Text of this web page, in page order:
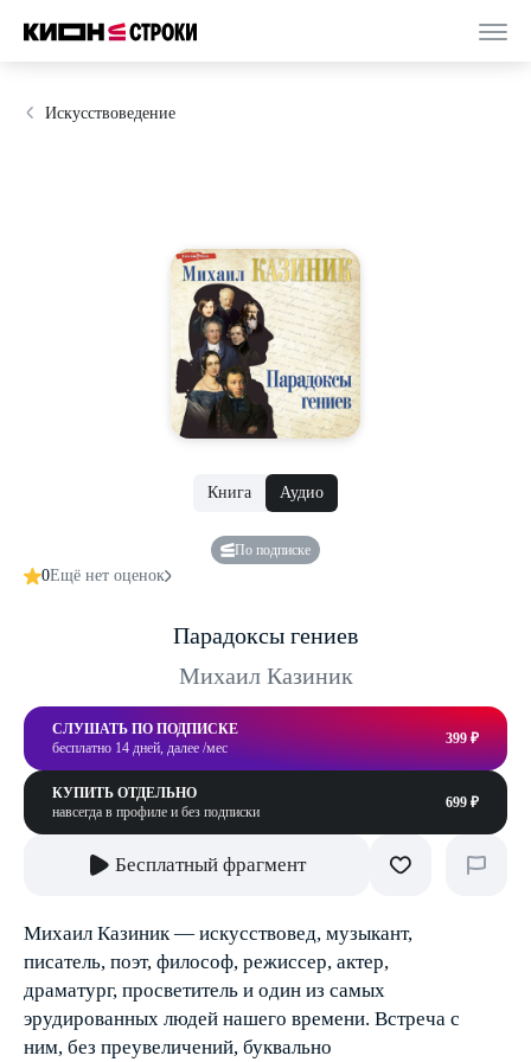
Искусствоведение
Книга Аудио
По подписке
0Ещё нет оценок
Парадоксы гениев
Михаил Казиник
СЛУШАТЬ ПО ПОДПИСКЕ
бесплатно 14 дней, далее /мес
399 ₽
КУПИТЬ ОТДЕЛЬНО
навсегда в профиле и без подписки
699 ₽
Бесплатный фрагмент
Михаил Казиник — искусствовед, музыкант,
писатель, поэт, философ, режиссер, актер,
драматург, просветитель и один из самых
эрудированных людей нашего времени. Встреча с
ним, без преувеличений, буквально